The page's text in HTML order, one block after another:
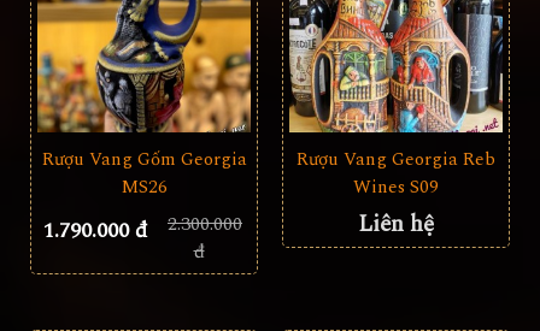
Rượu Vang Gốm Georgia
MS26
1.790.000 đ
2.300.000
đ
Rượu Vang Georgia Reb
Wines S09
Liên hệ